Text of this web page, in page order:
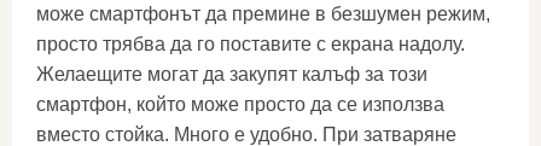
може смартфонът да премине в безшумен режим,
просто трябва да го поставите с екрана надолу.
Желаещите могат да закупят калъф за този
смартфон, който може просто да се използва
вместо стойка. Много е удобно. При затваряне